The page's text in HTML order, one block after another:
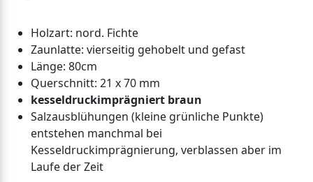
Holzart: nord. Fichte
Zaunlatte: vierseitig gehobelt und gefast
Länge: 80cm
Querschnitt: 21 x 70 mm
kesseldruckimprägniert braun
Salzausblühungen (kleine grünliche Punkte)
entstehen manchmal bei
Kesseldruckimprägnierung, verblassen aber im
Laufe der Zeit